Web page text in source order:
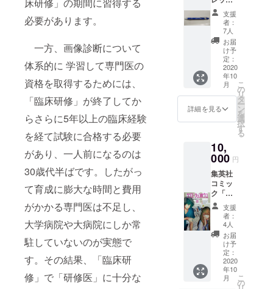
必要があります。
一方、画像診断について
体系的に 学習して専門医の
資格を取得するためには、
「臨床研修」が終了してか
らさらに5年以上の臨床経験
を経て試験に合格する必要
があり、一人前になるのは
30歳代半ばです。したがっ
て育成に膨大な時間と費用
がかかる専門医は不足し、
大学病院や大病院にしか常
駐していないのが実態で
す。その結果、「臨床研
修」で「研修医」に十分な
識・経験は
一般の医療
従事者と共
有される仕
く、医療の
不平等が生
じていま
す。そこで
大学病院に
いる知識・
経験を知識
情報処理を
応用して多
くの医療従
事者、およ
び患者や家
族が利用で
きる仕組み
を構築する
ことを目的
サービ
ス「読
影指
南」文
字入り
ボール
ペン＋
お礼状
支援
者：
7人
お届
け予
定：
2020
年10
月
詳細を見る
こ
の
リ
タ
ー
ン
を
選
択
す
る
10,
000 円
集英社
コミッ
ク「ラ
ジエー
ション
ハウ
ス」最
新巻＋
お礼状
支援
者：
4人
お届
け予
定：
2020
年10
月
こ
の